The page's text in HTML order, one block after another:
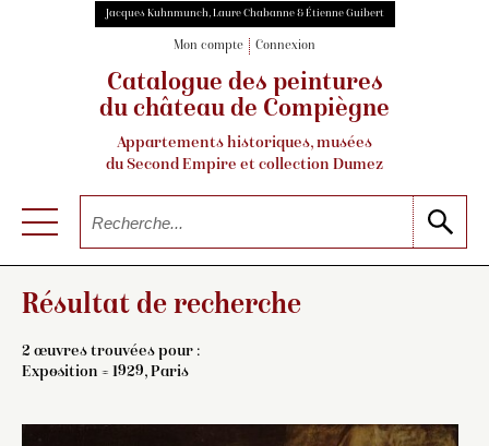
Jacques Kuhnmunch, Laure Chabanne & Étienne Guibert
Mon compte Connexion
Catalogue des peintures
du château de Compiègne
Appartements historiques, musées
du Second Empire et collection Dumez
Résultat de recherche
2 œuvres trouvées pour :
Exposition = 1929, Paris